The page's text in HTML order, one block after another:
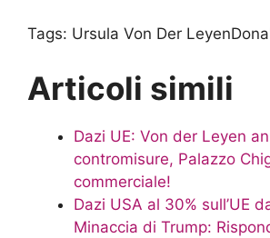
Tags: Ursula Von Der
Articoli simili
Dazi UE: Von der Leyen
contromisure, Palazzo
commerciale!
Dazi USA al 30% sull’UE
Minaccia di Trump: